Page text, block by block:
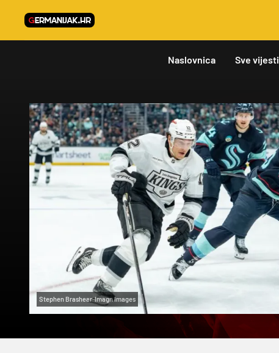
Naslovnica Sve vijesti
Stephen Brashear-Imagn Images